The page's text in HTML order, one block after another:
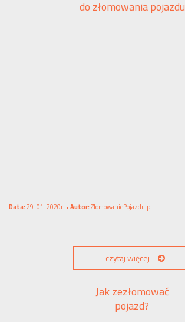
do złomowania pojazdu
Data:29. 01. 2020r. •Autor:ZlomowaniePojazdu.pl
czytaj więcej
Jak zezłomować
pojazd?